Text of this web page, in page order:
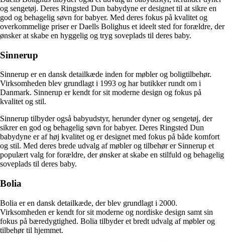
og sengetøj. Deres Ringsted Dun babydyne er designet til at sikre en
god og behagelig søvn for babyer. Med deres fokus på kvalitet og
overkommelige priser er Daells Bolighus et ideelt sted for forældre, der
ønsker at skabe en hyggelig og tryg soveplads til deres baby.
Sinnerup
Sinnerup er en dansk detailkæde inden for møbler og boligtilbehør.
Virksomheden blev grundlagt i 1993 og har butikker rundt om i
Danmark. Sinnerup er kendt for sit moderne design og fokus på
kvalitet og stil.
Sinnerup tilbyder også babyudstyr, herunder dyner og sengetøj, der
sikrer en god og behagelig søvn for babyer. Deres Ringsted Dun
babydyne er af høj kvalitet og er designet med fokus på både komfort
og stil. Med deres brede udvalg af møbler og tilbehør er Sinnerup et
populært valg for forældre, der ønsker at skabe en stilfuld og behagelig
soveplads til deres baby.
Bolia
Bolia er en dansk detailkæde, der blev grundlagt i 2000.
Virksomheden er kendt for sit moderne og nordiske design samt sin
fokus på bæredygtighed. Bolia tilbyder et bredt udvalg af møbler og
tilbehør til hjemmet.